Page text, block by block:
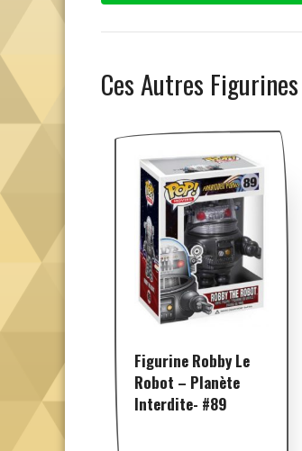
Ces Autres
Figurine Robby Le
Robot – Planète
Interdite- #89